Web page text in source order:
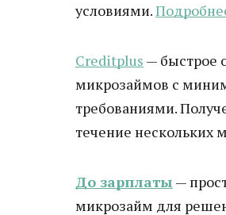
условиями.
Creditplus — быстрое
микрозаймов с
требованиями.
течение нескольких
До зарплаты —
микрозайм для